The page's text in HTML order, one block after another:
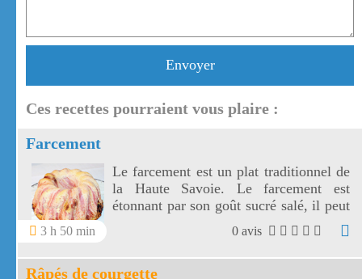
Envoyer
Ces recettes pourraient vous plaire :
Farcement
3 h 50 min
Le farcement est un plat traditionnel de
la Haute Savoie. Le farcement est
étonnant par son goût sucré salé, il peut
être servi avec une simple salade verte.
0 avis
Râpés de courgette